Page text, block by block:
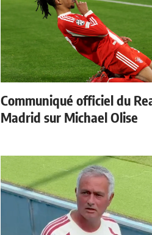
Communiqué officiel du
Madrid sur Michael Olise